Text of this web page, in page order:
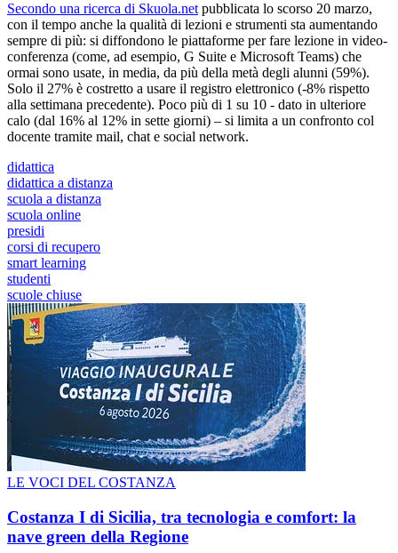
Secondo una ricerca di Skuola.net pubblicata lo scorso 20 marzo,
con il tempo anche la qualità di lezioni e strumenti sta aumentando
sempre di più: si diffondono le piattaforme per fare lezione in video-
conferenza (come, ad esempio, G Suite e Microsoft Teams) che
ormai sono usate, in media, da più della metà degli alunni (59%).
Solo il 27% è costretto a usare il registro elettronico (-8% rispetto
alla settimana precedente). Poco più di 1 su 10 - dato in ulteriore
calo (dal 16% al 12% in sette giorni) – si limita a un confronto col
docente tramite mail, chat e social network.
didattica
didattica a distanza
scuola a distanza
scuola online
presidi
corsi di recupero
smart learning
studenti
scuole chiuse
LE VOCI DEL COSTANZA
Costanza I di Sicilia, tra tecnologia e comfort: la
nave green della Regione